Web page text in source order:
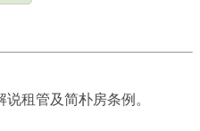
说租管及简朴房条例 。